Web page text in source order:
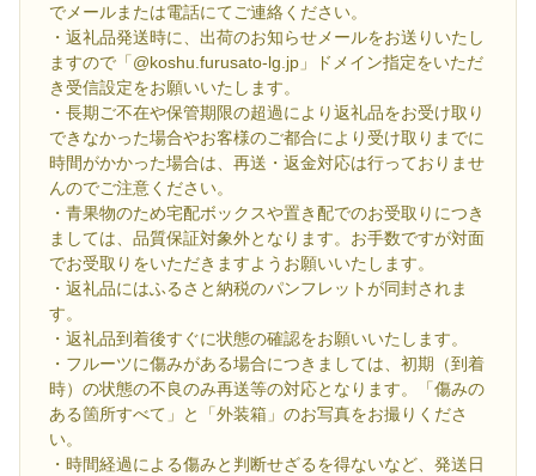
でメールまたは電話にてご連絡ください。
・返礼品発送時に、出荷のお知らせメールをお送りいたし
ますので「@koshu.furusato-lg.jp」ドメイン指定をいただ
き受信設定をお願いいたします。
・長期ご不在や保管期限の超過により返礼品をお受け取り
できなかった場合やお客様のご都合により受け取りまでに
時間がかかった場合は、再送・返金対応は行っておりませ
んのでご注意ください。
・青果物のため宅配ボックスや置き配でのお受取りにつき
ましては、品質保証対象外となります。お手数ですが対面
でお受取りをいただきますようお願いいたします。
・返礼品にはふるさと納税のパンフレットが同封されま
す。
・返礼品到着後すぐに状態の確認をお願いいたします。
・フルーツに傷みがある場合につきましては、初期（到着
時）の状態の不良のみ再送等の対応となります。「傷みの
ある箇所すべて」と「外装箱」のお写真をお撮りくださ
い。
・時間経過による傷みと判断せざるを得ないなど、発送日